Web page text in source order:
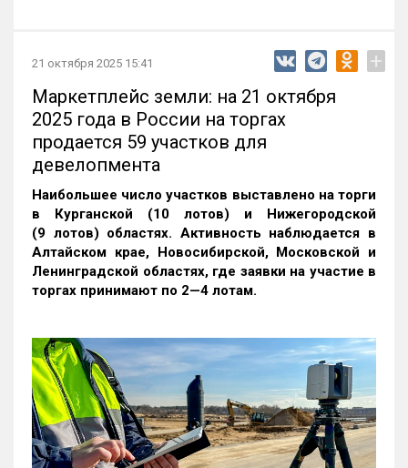
21 октября 2025 15:41 +
Маркетплейс земли: на 21 октября
2025 года в России на торгах
продается 59 участков для
девелопмента
Наибольшее число участков выставлено на торги
в Курганской (10 лотов) и Нижегородской
(9 лотов) областях. Активность наблюдается в
Алтайском крае, Новосибирской, Московской и
Ленинградской областях, где заявки на участие в
торгах принимают по 2—4 лотам.